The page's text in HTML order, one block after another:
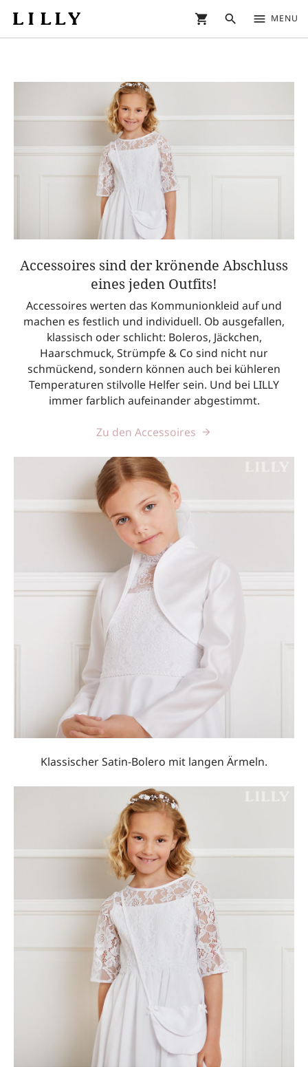
shopping_cart search menu MENU
Accessoires sind der krönende Abschluss
eines jeden Outfits!
Accessoires werten das Kommunionkleid auf und
machen es festlich und individuell. Ob ausgefallen,
klassisch oder schlicht: Boleros, Jäckchen,
Haarschmuck, Strümpfe & Co sind nicht nur
schmückend, sondern können auch bei kühleren
Temperaturen stilvolle Helfer sein. Und bei LILLY
immer farblich aufeinander abgestimmt.
Zu den Accessoires
Klassischer Satin-Bolero mit langen Ärmeln.